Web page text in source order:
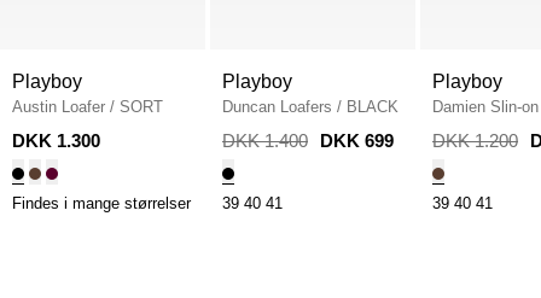
Playboy
Austin Loafer / SORT
DKK 1.300
Findes i mange størrelser
Playboy
Duncan Loafers / BLACK
DKK 1.400 DKK 699
39 40 41
Playboy
Damien Slin-on
DKK 1.200
39 40 41